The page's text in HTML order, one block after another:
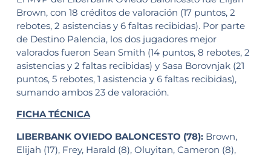
Brown, con 18 créditos de valoración (17 puntos, 2
rebotes, 2 asistencias y 6 faltas recibidas). Por parte
de Destino Palencia, los dos jugadores mejor
valorados fueron Sean Smith (14 puntos, 8 rebotes, 2
asistencias y 2 faltas recibidas) y Sasa Borovnjak (21
puntos, 5 rebotes, 1 asistencia y 6 faltas recibidas),
sumando ambos 23 de valoración.
FICHA TÉCNICA
LIBERBANK OVIEDO BALONCESTO (78): Brown,
Elijah (17), Frey, Harald (8), Oluyitan, Cameron (8),